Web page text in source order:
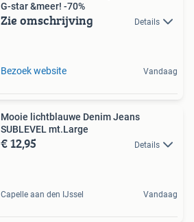
G-star &meer! -70%
Zie omschrijving Details
Bezoek website Vandaag
Mooie lichtblauwe Denim Jeans
SUBLEVEL mt.Large
€ 12,95 Details
Capelle aan den IJssel Vandaag